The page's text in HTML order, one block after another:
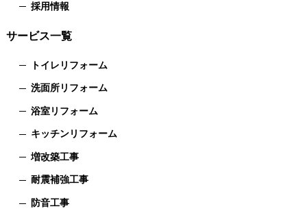
採用情報
サービス一覧
トイレリフォーム
洗面所リフォーム
浴室リフォーム
キッチンリフォーム
増改築工事
耐震補強工事
防音工事